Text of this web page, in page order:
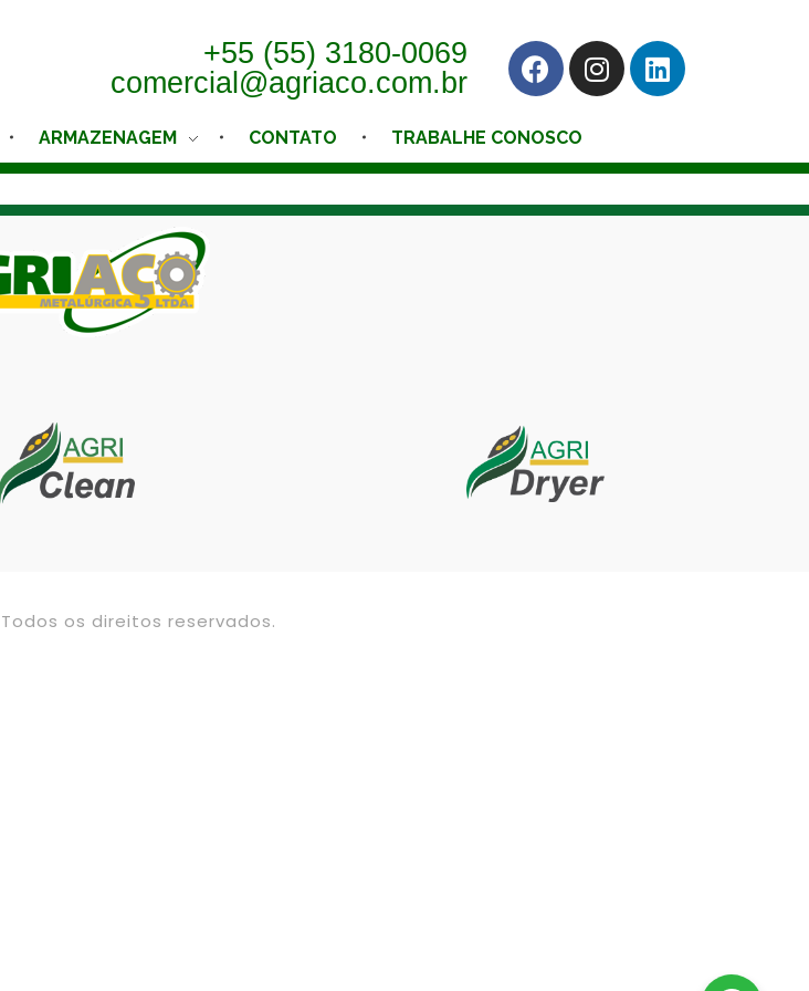
+55 (55) 3180-0069
comercial@agriaco.com.br
ARMAZENAGEM CONTATO TRABALHE CONOSCO
os direitos reservados.